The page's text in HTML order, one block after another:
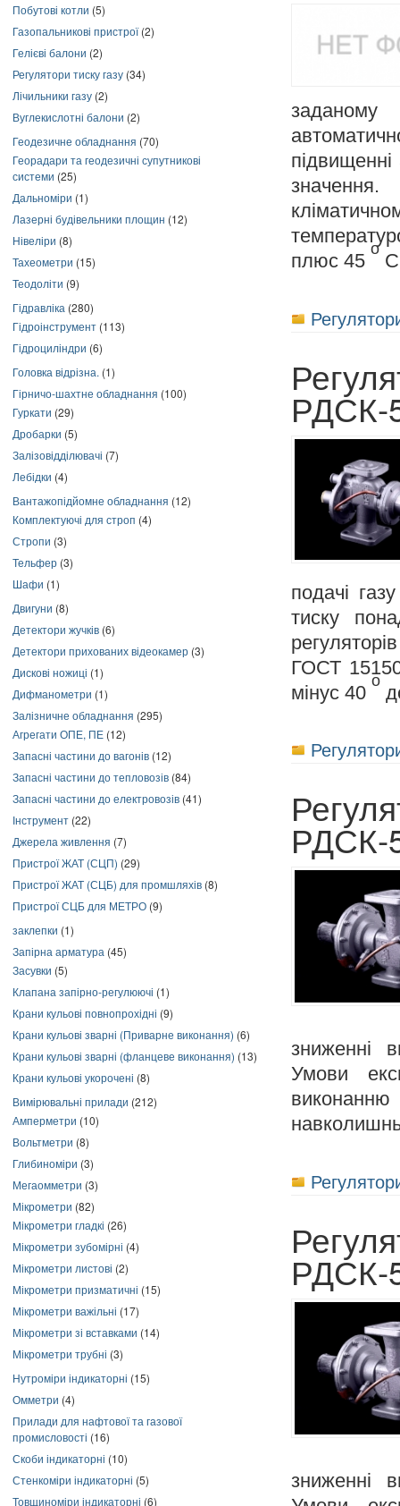
Побутові котли (5)
Газопальникові пристрої(2)
Гелієві балони (2)
Регулятори тиску газу (34)
Лічильники газу (2)
Вуглекислотні балони (2)
Геодезичне обладнання (70)
Георадари та геодезичні супутникові
системи (25)
Дальноміри (1)
Лазерні будівельники площин (12)
Нівеліри (8)
Тахеометри (15)
Теодоліти (9)
Гідравліка (280)
Гідроінструмент (113)
Гідроциліндри (6)
Головка відрізна. (1)
Гірничо-шахтне обладнання (100)
Гуркати (29)
Дробарки (5)
Залізовідділювачі (7)
Лебідки (4)
Вантажопідйомне обладнання (12)
Комплектуючі для строп (4)
Стропи (3)
Тельфер (3)
Шафи (1)
Двигуни (8)
Детектори жучків (6)
Детектори прихованих відеокамер (3)
Дискові ножиці (1)
Дифманометри (1)
Залізничне обладнання (295)
Агрегати ОПЕ, ПЕ (12)
Запасні частини до вагонів (12)
Запасні частини до тепловозів (84)
Запасні частини до електровозів (41)
Інструмент (22)
Джерела живлення (7)
Пристрої ЖАТ (СЦП) (29)
Пристрої ЖАТ (СЦБ) для промшляхів (8)
Пристрої СЦБ для МЕТРО (9)
заклепки (1)
Запірна арматура (45)
Засувки (5)
Клапана запірно-регулюючі (1)
Крани кульові повнопрохідні (9)
Крани кульові зварні (Приварне виконання) (6)
Крани кульові зварні (фланцеве виконання) (13)
Крани кульові укорочені (8)
Вимірювальні прилади (212)
Амперметри (10)
Вольтметри (8)
Глибиноміри (3)
Мегаомметри (3)
Мікрометри (82)
Мікрометри гладкі (26)
Мікрометри зубомірні (4)
Мікрометри листові (2)
Мікрометри призматичні (15)
Мікрометри важільні (17)
Мікрометри зі вставками (14)
Мікрометри трубні (3)
Нутроміри індикаторні (15)
Омметри (4)
Прилади для нафтової та газової
промисловості (16)
Скоби індикаторні (10)
Стенкоміри індикаторні (5)
Товщиноміри індикаторні (6)
заданому
значення.
плюс 45
o
С
подачі
тиску
ГОСТ
мінус 40
o
РДСК-
зниженні
Умови
РДСК-
зниженні